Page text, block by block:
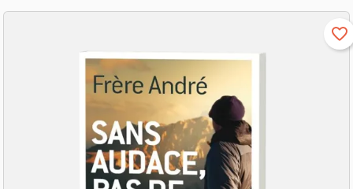
favorite_border